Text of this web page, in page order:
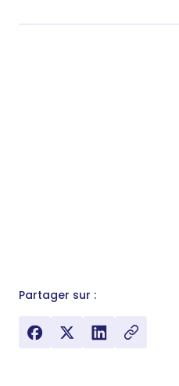
Partager sur :